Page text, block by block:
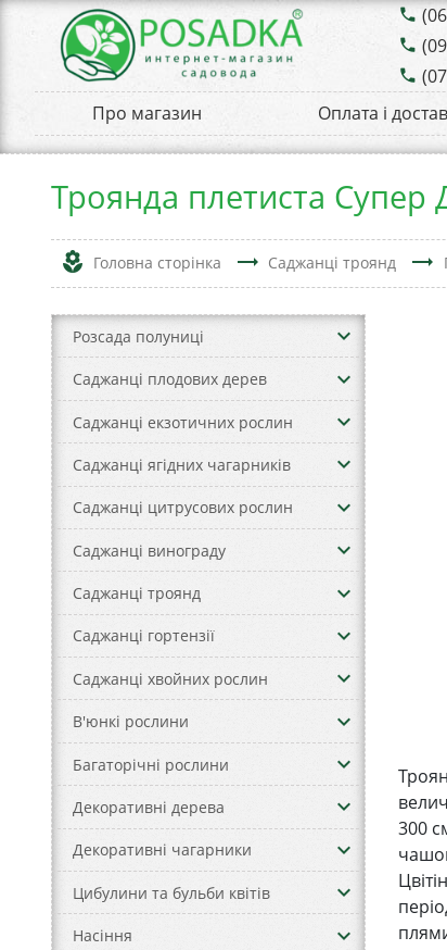
phone
phone
phone
Про магазин Оплата і
Троянда плетиста Супер
local_florist Головна сторінка trending_flat Саджанці троянд trending_flat
Розсада полуниці keyboard_arrow_down
Саджанці плодових дерев keyboard_arrow_down
Саджанці екзотичних рослин keyboard_arrow_down
Саджанці ягідних чагарників keyboard_arrow_down
Саджанці цитрусових рослин keyboard_arrow_down
Саджанці винограду keyboard_arrow_down
Саджанці троянд keyboard_arrow_down
Саджанці гортензії keyboard_arrow_down
Саджанці хвойних рослин keyboard_arrow_down
В'юнкі рослини keyboard_arrow_down
Багаторічні рослини keyboard_arrow_down
Декоративні дерева keyboard_arrow_down
Декоративні чагарники keyboard_arrow_down
Цибулини та бульби квітів keyboard_arrow_down
Насіння keyboard_arrow_down
300